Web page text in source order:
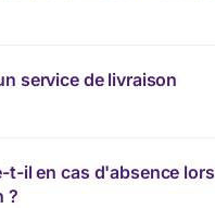
service de livraison
t-il en cas d'absence lors
?